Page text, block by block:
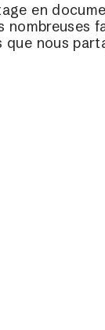
en
nous